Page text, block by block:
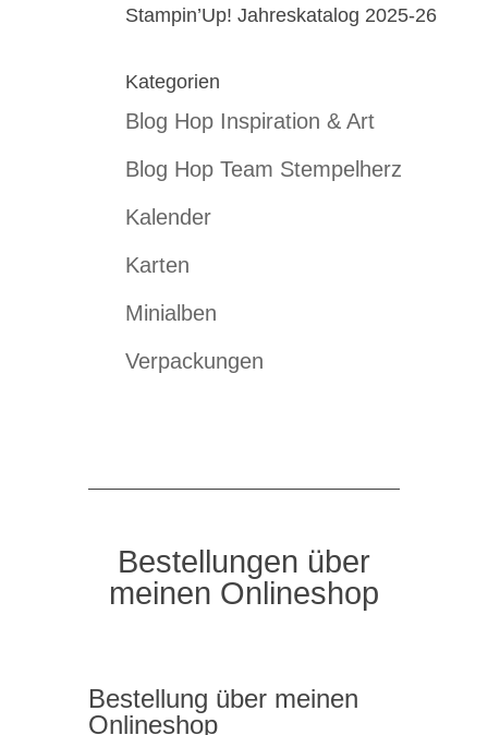
Stampin’Up! Jahreskatalog 2025-26
Kategorien
Blog Hop Inspiration & Art
Blog Hop Team Stempelherz
Kalender
Karten
Minialben
Verpackungen
Bestellungen über
meinen Onlineshop
Bestellung über meinen
Onlineshop